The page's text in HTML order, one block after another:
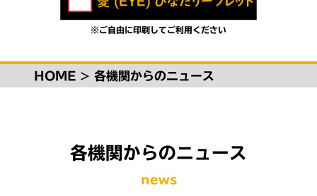
※ご自由に印刷してご利用ください
HOME> 各機関からのニュース
各機関からのニュース
news